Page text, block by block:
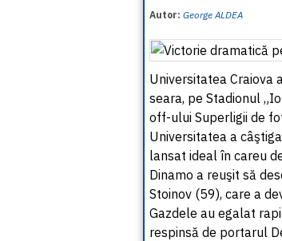
Autor: George ALDEA
Universitatea Craiova
seara, pe Stadionul
off-ului Superligii de
Universitatea a
lansat ideal în careu
Dinamo a reuşit să
Stoinov (59), care a
Gazdele au egalat
respinsă de portarul